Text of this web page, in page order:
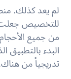
لم يعد كذلك.
للتخصيص
من جميع
البدء بالتطبيق
تدريجياً من